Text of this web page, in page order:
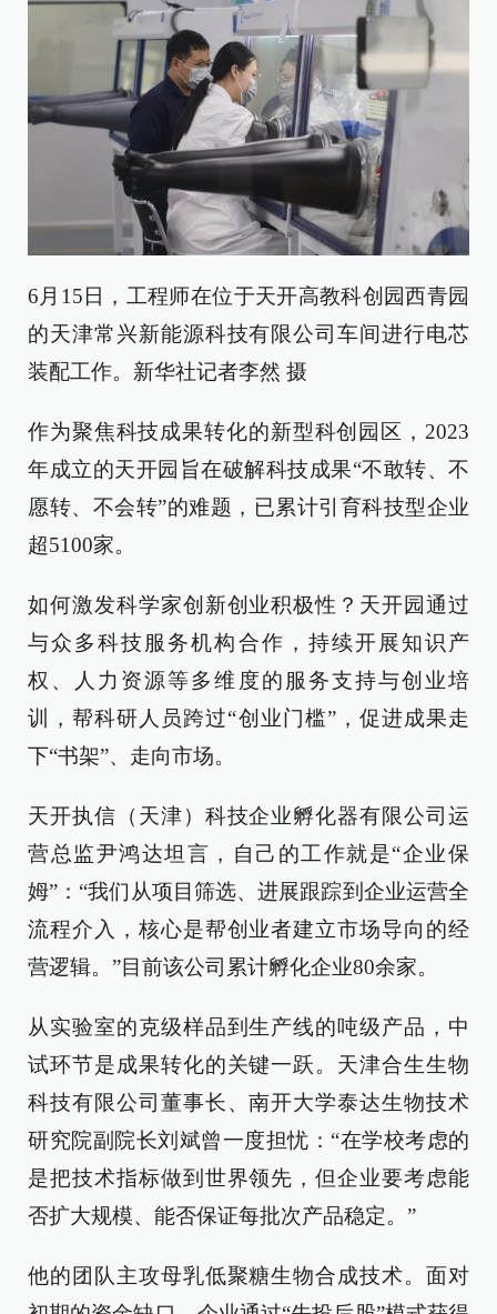
6月15日，工程师在位于天开高教科创园西青园
的天津常兴新能源科技有限公司车间进行电芯
装配工作。新华社记者李然 摄
作为聚焦科技成果转化的新型科创园区，2023
年成立的天开园旨在破解科技成果“不敢转、不
愿转、不会转”的难题，已累计引育科技型企业
超5100家。
如何激发科学家创新创业积极性？天开园通过
与众多科技服务机构合作，持续开展知识产
权、人力资源等多维度的服务支持与创业培
训，帮科研人员跨过“创业门槛”，促进成果走
下“书架”、走向市场。
天开执信（天津）科技企业孵化器有限公司运
营总监尹鸿达坦言，自己的工作就是“企业保
姆”：“我们从项目筛选、进展跟踪到企业运营全
流程介入，核心是帮创业者建立市场导向的经
营逻辑。”目前该公司累计孵化企业80余家。
从实验室的克级样品到生产线的吨级产品，中
试环节是成果转化的关键一跃。天津合生生物
科技有限公司董事长、南开大学泰达生物技术
研究院副院长刘斌曾一度担忧：“在学校考虑的
是把技术指标做到世界领先，但企业要考虑能
否扩大规模、能否保证每批次产品稳定。”
他的团队主攻母乳低聚糖生物合成技术。面对